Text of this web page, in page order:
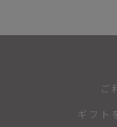
ご
ギフト